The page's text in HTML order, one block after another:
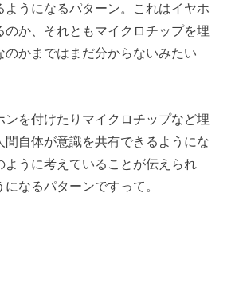
ようになるパターン。これはイヤホ
のか、それともマイクロチップを埋
のかまではまだ分からないみたい
ンを付けたりマイクロチップなど埋
間自体が意識を共有できるようにな
ように考えていることが伝えられ
なるパターンですって。